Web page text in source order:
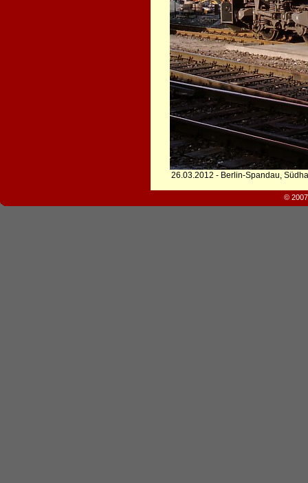
26.03.2012 - Berlin-Spandau,
©